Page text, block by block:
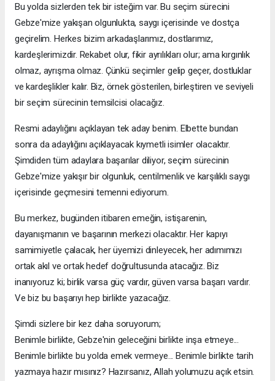
Bu yolda sizlerden tek bir isteğim var. Bu seçim sürecini
Gebze'mize yakışan olgunlukta, saygı içerisinde ve dostça
geçirelim. Herkes bizim arkadaşlarımız, dostlarımız,
kardeşlerimizdir. Rekabet olur, fikir ayrılıkları olur; ama kırgınlık
olmaz, ayrışma olmaz. Çünkü seçimler gelip geçer, dostluklar
ve kardeşlikler kalır. Biz, örnek gösterilen, birleştiren ve seviyeli
bir seçim sürecinin temsilcisi olacağız.
Resmi adaylığını açıklayan tek aday benim. Elbette bundan
sonra da adaylığını açıklayacak kıymetli isimler olacaktır.
Şimdiden tüm adaylara başarılar diliyor, seçim sürecinin
Gebze'mize yakışır bir olgunluk, centilmenlik ve karşılıklı saygı
içerisinde geçmesini temenni ediyorum.
Bu merkez, bugünden itibaren emeğin, istişarenin,
dayanışmanın ve başarının merkezi olacaktır. Her kapıyı
samimiyetle çalacak, her üyemizi dinleyecek, her adımımızı
ortak akıl ve ortak hedef doğrultusunda atacağız. Biz
inanıyoruz ki; birlik varsa güç vardır, güven varsa başarı vardır.
Ve biz bu başarıyı hep birlikte yazacağız.
Şimdi sizlere bir kez daha soruyorum;
Benimle birlikte, Gebze'nin geleceğini birlikte inşa etmeye...
Benimle birlikte bu yolda emek vermeye... Benimle birlikte tarih
yazmaya hazır mısınız? Hazırsanız, Allah yolumuzu açık etsin.